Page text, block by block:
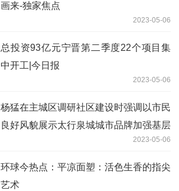
画来-独家焦点
2023-05-06
总投资93亿元宁晋第二季度22个项目集
中开工|今日报
2023-05-06
杨猛在主城区调研社区建设时强调以市民
良好风貌展示太行泉城城市品牌加强基层
2023-05-06
环球今热点：平凉面塑：活色生香的指尖
艺术